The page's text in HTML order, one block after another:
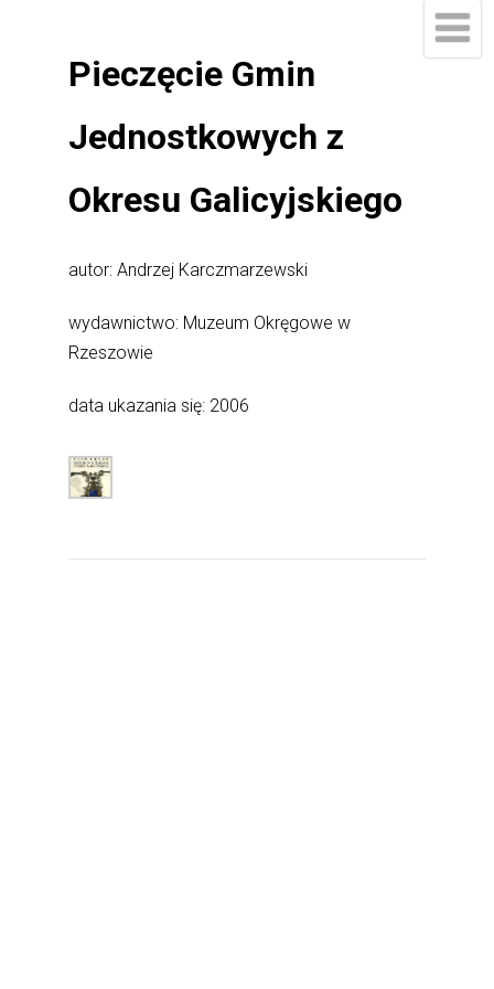
Pieczęcie Gmin
Jednostkowych z
Okresu Galicyjskiego
autor: Andrzej Karczmarzewski
wydawnictwo: Muzeum Okręgowe w
Rzeszowie
data ukazania się: 2006